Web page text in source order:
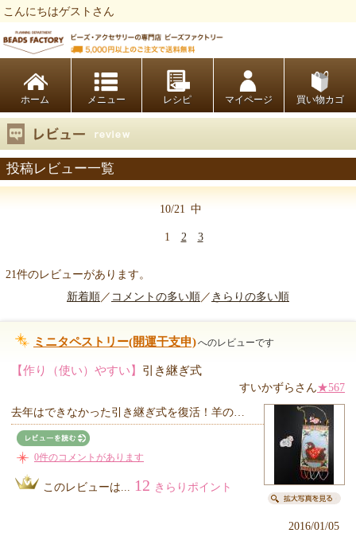
こんにちはゲストさん
ホーム レシピ マイページ 買い物カゴ
投稿レビュー一覧
10/21 中
1 2 3
21件のレビューがあります。
新着順／ コメントの多い順／ きらりの多い順
ミニタペストリー(開運干支申)へのレビューです
【作り（使い）やすい】 引き継ぎ式
すいかずらさん★567
去年はできなかった引き継ぎ式を復活！羊の…
0件のコメントがあります
このレビューは... 12 きらりポイント
2016/01/05